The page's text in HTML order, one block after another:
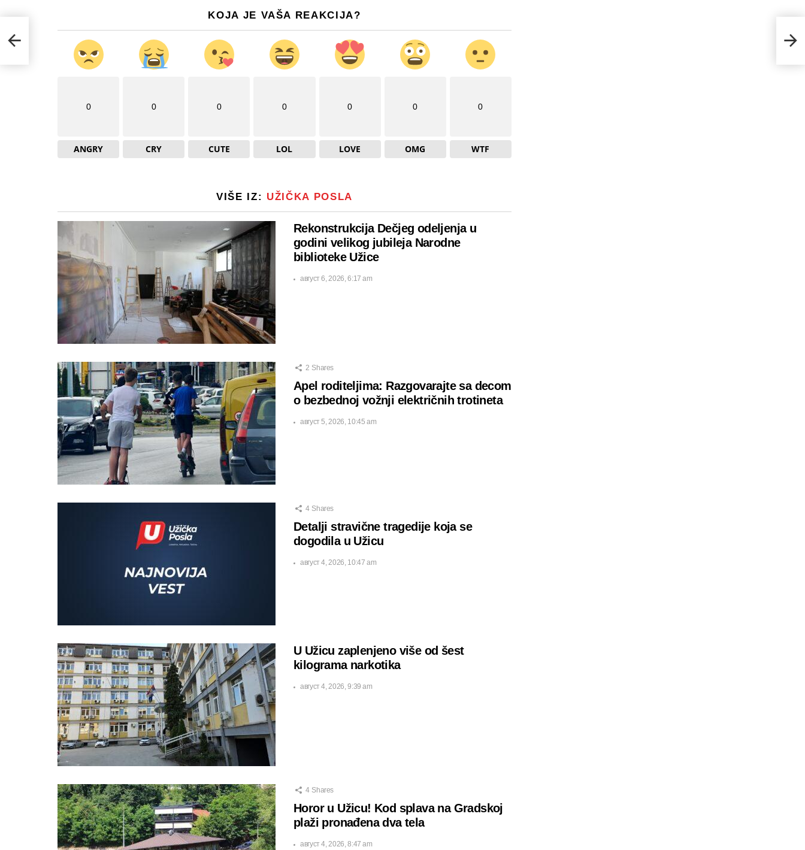
KOJA JE VAŠA REAKCIJA?
0
ANGRY
0
CRY
0
CUTE
0
LOL
0
LOVE
0
OMG
0
WTF
VIŠE IZ: UŽIČKA POSLA
Rekonstrukcija Dečjeg odeljenja u
godini velikog jubileja Narodne
biblioteke Užice
август 6, 2026, 6:17 am
2 Shares
Apel roditeljima: Razgovarajte sa decom
o bezbednoj vožnji električnih trotineta
август 5, 2026, 10:45 am
4 Shares
Detalji stravične tragedije koja se
dogodila u Užicu
август 4, 2026, 10:47 am
U Užicu zaplenjeno više od šest
kilograma narkotika
август 4, 2026, 9:39 am
4 Shares
Horor u Užicu! Kod splava na Gradskoj
plaži pronađena dva tela
август 4, 2026, 8:47 am